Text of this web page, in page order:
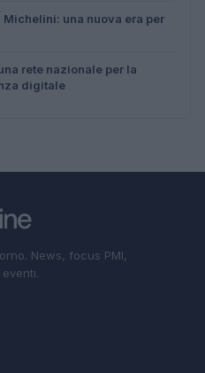
una nuova era per
rete nazionale per la
digitale
News, focus PMI,